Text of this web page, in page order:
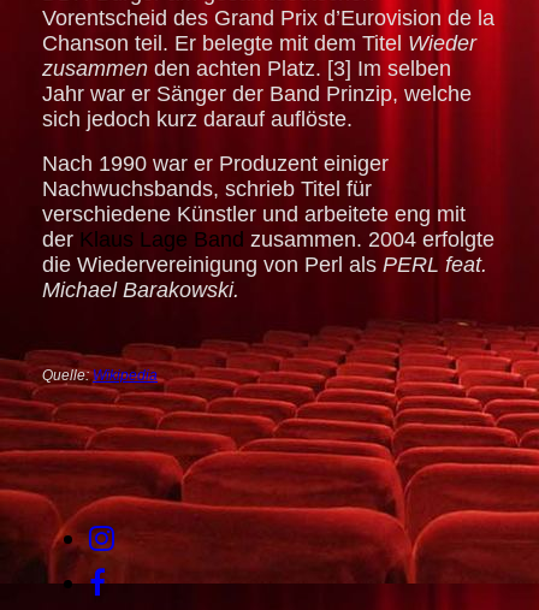
Vorentscheid des Grand Prix d’Eurovision de la
Chanson teil. Er belegte mit dem Titel Wieder
zusammen den achten Platz. [3] Im selben
Jahr war er Sänger der Band Prinzip, welche
sich jedoch kurz darauf auflöste.
Nach 1990 war er Produzent einiger
Nachwuchsbands, schrieb Titel für
verschiedene Künstler und arbeitete eng mit
der Klaus Lage Band zusammen. 2004 erfolgte
die Wiedervereinigung von Perl als PERL feat.
Michael Barakowski.
Quelle:Wikipedia